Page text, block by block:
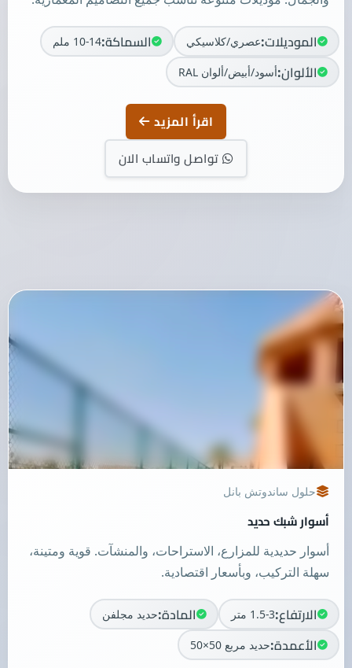
الموديلات:عصري/كلاسيكي السماكة:10-14 ملم
الألوان:أسود/أبيض/ألوان RAL
اقرأ المزيد
تواصل واتساب الان
حلول ساندوتش بانل
أسوار شبك حديد
أسوار حديدية للمزارع، الاستراحات، والمنشآت. قوية ومتينة،
سهلة التركيب، وبأسعار اقتصادية.
الارتفاع:1.5-3 متر المادة:حديد مجلفن
الأعمدة:حديد مربع 50×50